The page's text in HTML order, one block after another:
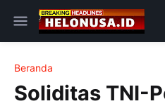
Beranda
Soliditas TNI-